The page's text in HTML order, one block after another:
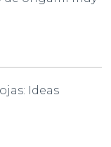
Ideas